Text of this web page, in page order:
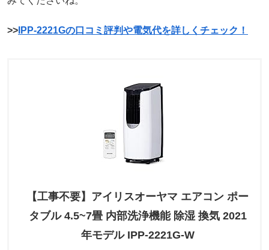
>> IPP-2221Gの口コミ評判や電気代を詳しくチェック！
【工事不要】アイリスオーヤマ エアコン ポー
タブル 4.5~7畳 内部洗浄機能 除湿 換気 2021
年モデル IPP-2221G-W